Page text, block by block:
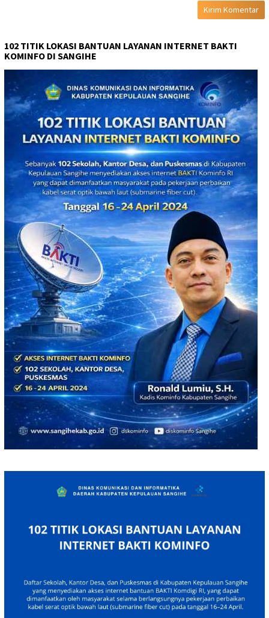
102 TITIK LOKASI BANTUAN LAYANAN INTERNET BAKTI
KOMINFO DI SANGIHE